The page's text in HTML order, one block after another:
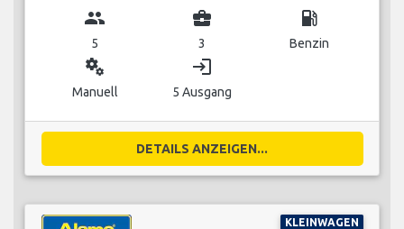
group
5
business_center
3
local_gas_station
Benzin
miscellaneous_services
Manuell
login
5 Ausgang
DETAILS ANZEIGEN...
KLEINWAGEN